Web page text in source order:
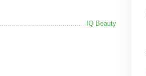
IQ Beauty